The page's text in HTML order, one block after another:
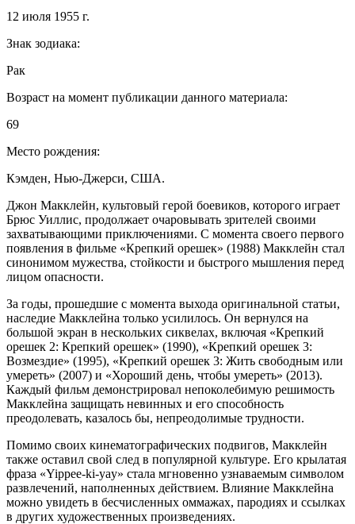
12 июля 1955 г.
Знак зодиака:
Рак
Возраст на момент публикации данного материала:
69
Место рождения:
Кэмден, Нью-Джерси, США.
Джон Макклейн, культовый герой боевиков, которого играет
Брюс Уиллис, продолжает очаровывать зрителей своими
захватывающими приключениями. С момента своего первого
появления в фильме «Крепкий орешек» (1988) Макклейн стал
синонимом мужества, стойкости и быстрого мышления перед
лицом опасности.
За годы, прошедшие с момента выхода оригинальной статьи,
наследие Макклейна только усилилось. Он вернулся на
большой экран в нескольких сиквелах, включая «Крепкий
орешек 2: Крепкий орешек» (1990), «Крепкий орешек 3:
Возмездие» (1995), «Крепкий орешек 3: Жить свободным или
умереть» (2007) и «Хороший день, чтобы умереть» (2013).
Каждый фильм демонстрировал непоколебимую решимость
Макклейна защищать невинных и его способность
преодолевать, казалось бы, непреодолимые трудности.
Помимо своих кинематографических подвигов, Макклейн
также оставил свой след в популярной культуре. Его крылатая
фраза «Yippee-ki-yay» стала мгновенно узнаваемым символом
развлечений, наполненных действием. Влияние Макклейна
можно увидеть в бесчисленных оммажах, пародиях и ссылках
в других художественных произведениях.